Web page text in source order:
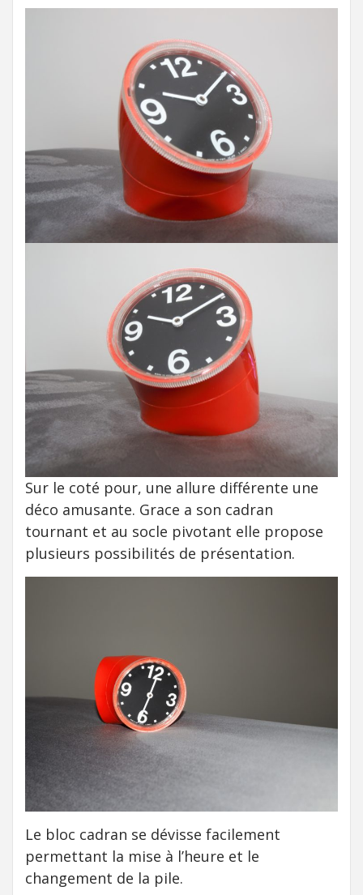
Sur le coté pour, une allure différente une
déco amusante. Grace a son cadran
tournant et au socle pivotant elle propose
plusieurs possibilités de présentation.
Le bloc cadran se dévisse facilement
permettant la mise à l’heure et le
changement de la pile.